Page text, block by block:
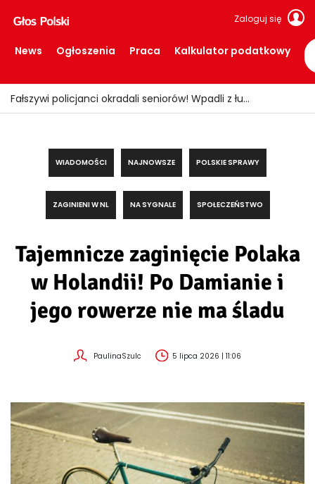
Zaloguj się
News Ogłoszenia Praca Kalkulator podatkowy
Fałszywi policjanci okradali seniorów! Wpadli z łupem i podrobionymi mundurami
WIADOMOŚCI NAJNOWSZE POLSKIE SPRAWY
ZAGINIENI W NL NA SYGNALE SPOŁECZEŃSTWO
Tajemnicze zaginięcie Polaka
w Holandii! Po Damianie i
jego rowerze nie ma śladu
PaulinaSzulc 5 lipca 2026 | 11:06